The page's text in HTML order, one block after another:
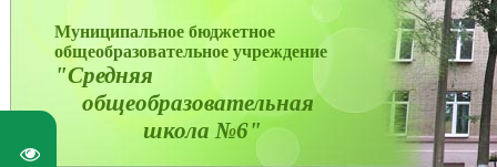
Муниципальное бюджетное
общеобразовательное учреждение
"Средняя
общеобразовательная
школа №6"